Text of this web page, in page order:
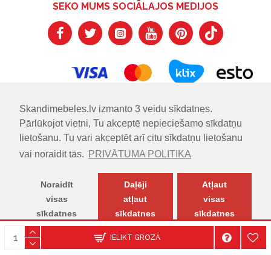
Skandimebeles.lv izmanto 3 veidu sīkdatnes.
Pārlūkojot vietni, Tu akceptē nepieciešamo sīkdatņu
lietošanu. Tu vari akceptēt arī citu sīkdatņu lietošanu
vai noraidīt tās.
PRIVĀTUMA POLITIKA
Noraidīt
visas
sīkdatnes
Daļēji
atļaut
sīkdatnes
Atļaut
visas
sīkdatnes
IELIKT GROZĀ
SEKO MUMS SOCIĀLAJOS MEDIJOS
© SKANDIMĒBELES.LV | Skandināvu dizaina mēbeļu salons.